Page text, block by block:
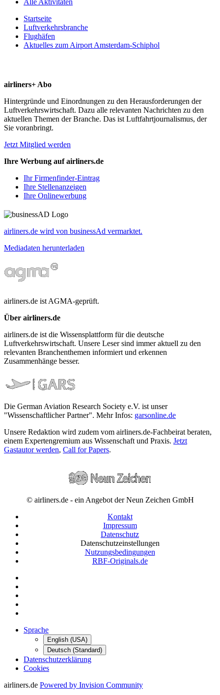
Startseite
Luftverkehrsbranche
Flughäfen
Aktuelles zum Airport Amsterdam-Schiphol
airliners+ Abo
Hintergründe und Einordnungen zu den Herausforderungen der
Luftverkehrswirtschaft. Dazu alle relevanten Nachrichten zu den
aktuellen Themen der Branche. Das ist Luftfahrtjournalismus, der
Sie voranbringt.
Jetzt Mitglied werden
Ihre Werbung auf airliners.de
Ihr Firmenfinder-Eintrag
Ihre Stellenanzeigen
Ihre Onlinewerbung
airliners.de wird von businessAd vermarktet.
Mediadaten herunterladen
airliners.de ist AGMA-geprüft.
Über airliners.de
airliners.de ist die Wissensplattform für die deutsche
Luftverkehrswirtschaft. Unsere Leser sind immer aktuell zu den
relevanten Branchenthemen informiert und erkennen
Zusammenhänge besser.
Die German Aviation Research Society e.V. ist unser
"Wissenschaftlicher Partner". Mehr Infos: garsonline.de
Unsere Redaktion wird zudem vom airliners.de-Fachbeirat beraten,
einem Expertengremium aus Wissenschaft und Praxis. Jetzt
Gastautor werden, Call for Papers.
© airliners.de - ein Angebot der Neun Zeichen GmbH
Kontakt
Impressum
Datenschutz
Datenschutzeinstellungen
Nutzungsbedingungen
RBF-Originals.de
Sprache
English (USA)
Deutsch (Standard)
Datenschutzerklärung
Cookies
airliners.de Powered by Invision Community